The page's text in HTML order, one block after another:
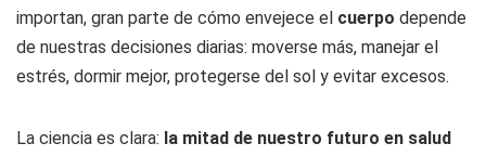
importan, gran parte de cómo envejece el cuerpo depende
de nuestras decisiones diarias: moverse más, manejar el
estrés, dormir mejor, protegerse del sol y evitar excesos.
La ciencia es clara: la mitad de nuestro futuro en salud